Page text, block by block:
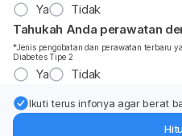
Ya
Tidak
Tahukah Anda perawatan
*Jenis pengobatan dan perawatan terbaru
Diabetes Tipe 2
Ya Tidak
Ikuti terus infonya agar berat